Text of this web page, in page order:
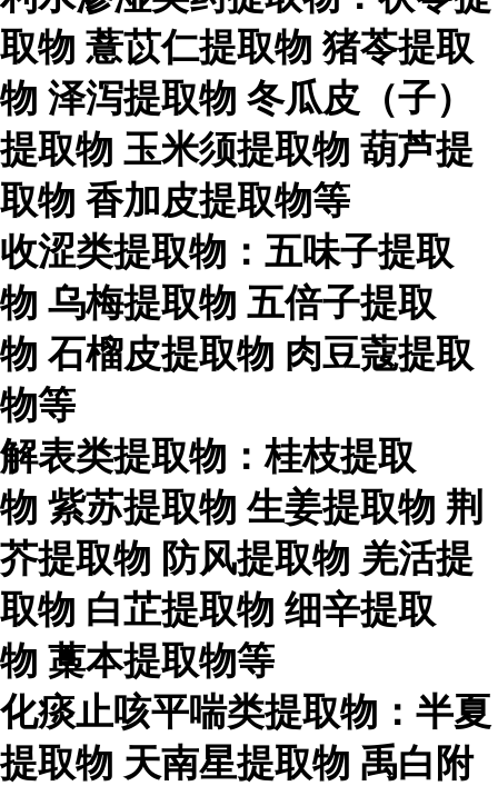
取物 薏苡仁提取物 猪苓提取
物 泽泻提取物 冬瓜皮（子）
提取物 玉米须提取物 葫芦提
取物 香加皮提取物等
收涩类提取物：五味子提取
物 乌梅提取物 五倍子提取
物 石榴皮提取物 肉豆蔻提取
物等
解表类提取物：桂枝提取
物 紫苏提取物 生姜提取物 荆
芥提取物 防风提取物 羌活提
取物 白芷提取物 细辛提取
物 藁本提取物等
化痰止咳平喘类提取物：半夏
提取物 天南星提取物 禹白附